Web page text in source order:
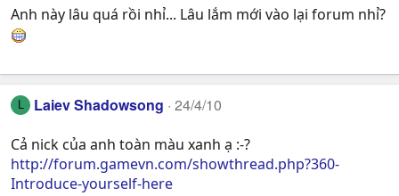
Anh này lâu quá rồi nhỉ... Lâu lắm mới vào lại forum nhỉ?
L Laiev Shadowsong 24/4/10
Cả nick của anh toàn màu xanh ạ :-?
http://forum.gamevn.com/showthread.php?360-
Introduce-yourself-here